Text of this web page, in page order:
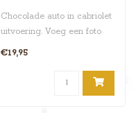
Chocolade auto in cabriolet
uitvoering. Voeg een foto
€19,95